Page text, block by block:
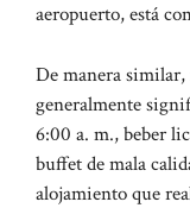
aeropuerto, está
De manera
generalmente
6:00 a. m., beber
buffet de mala
alojamiento que